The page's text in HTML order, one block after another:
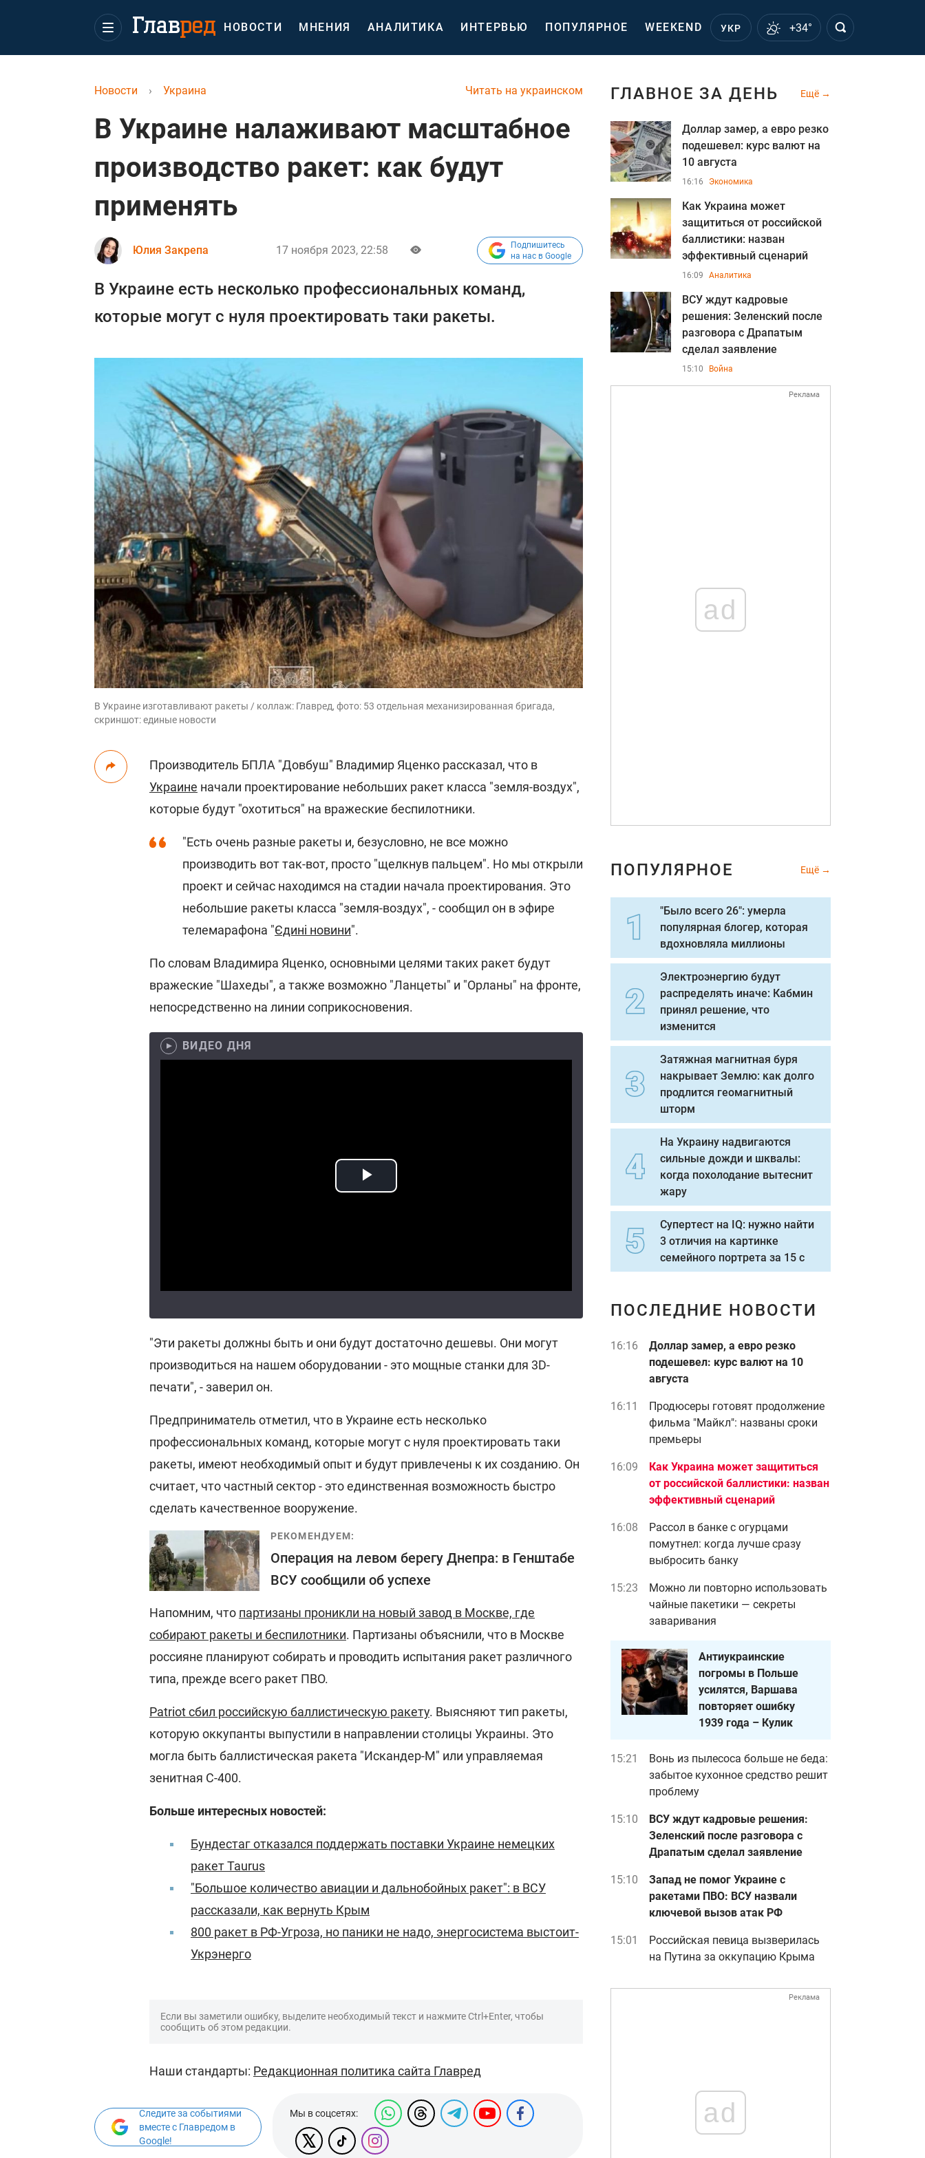
НОВОСТИ МНЕНИЯ АНАЛИТИКА ИНТЕРВЬЮ ПОПУЛЯРНОЕ WEEKEND УКР +34°
Читать на украинском
Новости › Украина
В Украине налаживают масштабное
производство ракет: как будут
применять
Юлия Закрепа 17 ноября 2023, 22:58
Подпишитесь
на нас в Google
В Украине есть несколько профессиональных команд,
которые могут с нуля проектировать таки ракеты.
В Украине изготавливают ракеты / коллаж: Главред, фото: 53 отдельная механизированная бригада,
скриншот: единые новости
Производитель БПЛА "Довбуш" Владимир Яценко рассказал, что в
Украине начали проектирование небольших ракет класса "земля-воздух",
которые будут "охотиться" на вражеские беспилотники.
"Есть очень разные ракеты и, безусловно, не все можно
производить вот так-вот, просто "щелкнув пальцем". Но мы открыли
проект и сейчас находимся на стадии начала проектирования. Это
небольшие ракеты класса "земля-воздух", - сообщил он в эфире
телемарафона "Єдині новини".
По словам Владимира Яценко, основными целями таких ракет будут
вражеские "Шахеды", а также возможно "Ланцеты" и "Орланы" на фронте,
непосредственно на линии соприкосновения.
ВИДЕО ДНЯ
"Эти ракеты должны быть и они будут достаточно дешевы. Они могут
производиться на нашем оборудовании - это мощные станки для 3D-
печати", - заверил он.
Предприниматель отметил, что в Украине есть несколько
профессиональных команд, которые могут с нуля проектировать таки
ракеты, имеют необходимый опыт и будут привлечены к их созданию. Он
считает, что частный сектор - это единственная возможность быстро
сделать качественное вооружение.
РЕКОМЕНДУЕМ:
Операция на левом берегу Днепра: в Генштабе
ВСУ сообщили об успехе
Напомним, что партизаны проникли на новый завод в Москве, где
собирают ракеты и беспилотники. Партизаны объяснили, что в Москве
россияне планируют собирать и проводить испытания ракет различного
типа, прежде всего ракет ПВО.
Patriot сбил российскую баллистическую ракету. Выясняют тип ракеты,
которую оккупанты выпустили в направлении столицы Украины. Это
могла быть баллистическая ракета "Искандер-М" или управляемая
зенитная С-400.
Больше интересных новостей:
Бундестаг отказался поддержать поставки Украине немецких
ракет Taurus
"Большое количество авиации и дальнобойных ракет": в ВСУ
рассказали, как вернуть Крым
800 ракет в РФ-Угроза, но паники не надо, энергосистема выстоит-
Укрэнерго
Если вы заметили ошибку, выделите необходимый текст и нажмите Ctrl+Enter, чтобы
сообщить об этом редакции.
Наши стандарты: Редакционная политика сайта Главред
Следите за событиями
вместе с Главредом в
Google!
Мы в соцсетях:
ГЛАВНОЕ ЗА ДЕНЬ Ещё
Доллар замер, а евро резко
подешевел: курс валют на
10 августа
16:16 Экономика
Как Украина может
защититься от российской
баллистики: назван
эффективный сценарий
16:09 Аналитика
ВСУ ждут кадровые
решения: Зеленский после
разговора с Драпатым
сделал заявление
15:10 Война
Реклама
ad
ПОПУЛЯРНОЕ Ещё
"Было всего 26": умерла
популярная блогер, которая
вдохновляла миллионы
Электроэнергию будут
распределять иначе: Кабмин
принял решение, что
изменится
Затяжная магнитная буря
накрывает Землю: как долго
продлится геомагнитный
шторм
На Украину надвигаются
сильные дожди и шквалы:
когда похолодание вытеснит
жару
Супертест на IQ: нужно найти
3 отличия на картинке
семейного портрета за 15 с
ПОСЛЕДНИЕ НОВОСТИ
16:16
Доллар замер, а евро резко
подешевел: курс валют на 10
августа
16:11
Продюсеры готовят продолжение
фильма "Майкл": названы сроки
премьеры
16:09
Как Украина может защититься
от российской баллистики: назван
эффективный сценарий
16:08
Рассол в банке с огурцами
помутнел: когда лучше сразу
выбросить банку
15:23
Можно ли повторно использовать
чайные пакетики — секреты
заваривания
Антиукраинские
погромы в Польше
усилятся, Варшава
повторяет ошибку
1939 года – Кулик
15:21
Вонь из пылесоса больше не беда:
забытое кухонное средство решит
проблему
15:10
ВСУ ждут кадровые решения:
Зеленский после разговора с
Драпатым сделал заявление
15:10
Запад не помог Украине с
ракетами ПВО: ВСУ назвали
ключевой вызов атак РФ
15:01
Российская певица вызверилась
на Путина за оккупацию Крыма
Реклама
ad